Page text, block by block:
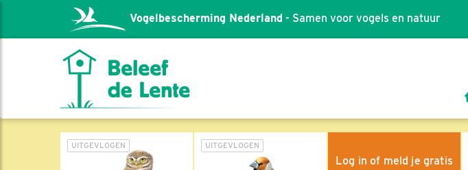
Vogelbescherming Nederland - Samen voor vogels en natuur
UITGEVLOGEN UITGEVLOGEN
Log in of meld je gratis